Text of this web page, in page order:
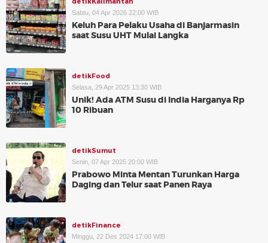
Sabtu, 04 Apr 2026 22:00 WIB
Keluh Para Pelaku Usaha di Banjarmasin
saat Susu UHT Mulai Langka
detikFood
Selasa, 29 Apr 2025 13:30 WIB
Unik! Ada ATM Susu di India Harganya Rp
10 Ribuan
detikSumut
Senin, 07 Apr 2025 20:00 WIB
Prabowo Minta Mentan Turunkan Harga
Daging dan Telur saat Panen Raya
detikFinance
Minggu, 22 Des 2024 17:00 WIB